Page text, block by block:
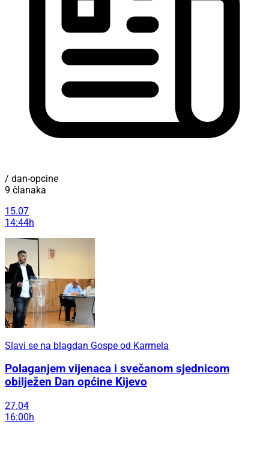
/ dan-opcine
9 članaka
15.07
14:44h
Slavi se na blagdan Gospe od Karmela
Polaganjem vijenaca i svečanom sjednicom
obilježen Dan općine Kijevo
27.04
16:00h